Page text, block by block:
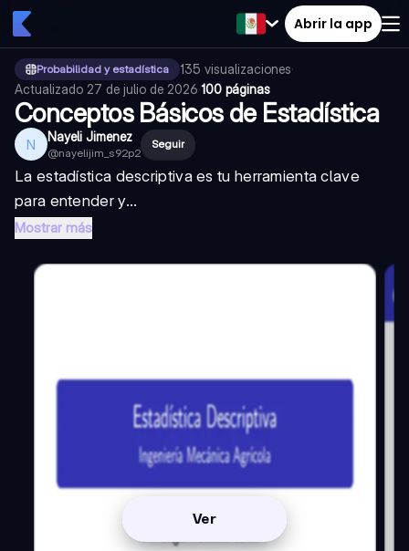
Abrir la app
Probabilidad y estadística 135 visualizaciones·
Actualizado 27 de julio de 2026·100 páginas
Conceptos Básicos de Estadística
N Nayeli Jimenez
@nayelijim_s92p2
Seguir
La estadística descriptiva es tu herramienta clave
para entender y...
Mostrar más
Ver